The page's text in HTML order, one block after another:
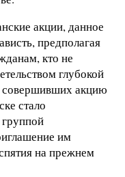
акции, данное
предполагая
кто не
глубокой
совершивших акцию
стало
им
на прежнем